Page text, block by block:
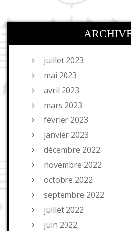
juillet 2023
mai 2023
avril 2023
mars 2023
février 2023
janvier 2023
décembre 2022
novembre 2022
octobre 2022
septembre 2022
juillet 2022
juin 2022